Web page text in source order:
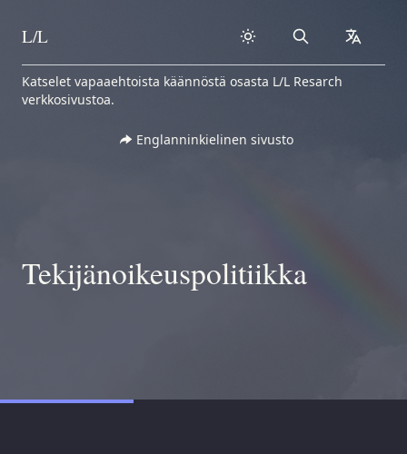
Skip to content
L/L Search
Katselet vapaaehtoista käännöstä osasta L/L Resarch
verkkosivustoa.
Englanninkielinen sivusto
Tekijänoikeuspolitiikka